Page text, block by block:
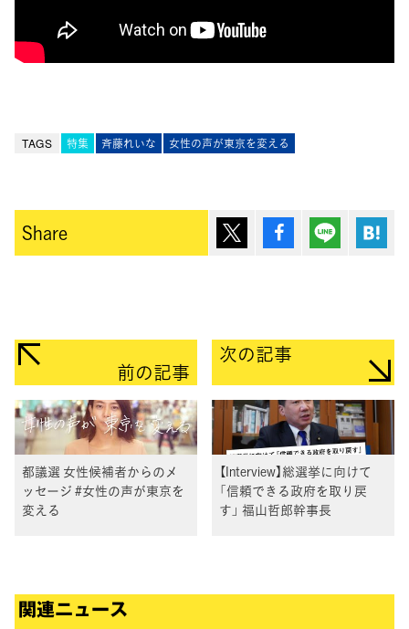
TAGS 特集 斉藤れいな 女性の声が東京を変える
Share ポスト シェア Lineで送
前の記事
都議選 女性候補者からのメ
ッセージ #女性の声が東京を
変える
次の記事
【Interview】総選挙に向けて
「信頼できる政府を取り戻
す」 福山哲郎幹事長
関連ニュース